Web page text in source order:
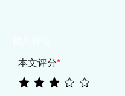
本文评分*